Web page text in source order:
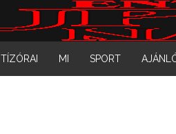
TÍZÓRAI MI SPORT